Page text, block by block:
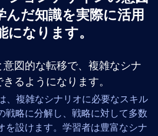
んだ知識を実際に活用
なります。
図的な転移で、複雑なシナ
るようになります。
、複雑なシナリオに必要なスキル
戦略に分解し、戦略に対して多数
を設けます。学習者は豊富なシナ